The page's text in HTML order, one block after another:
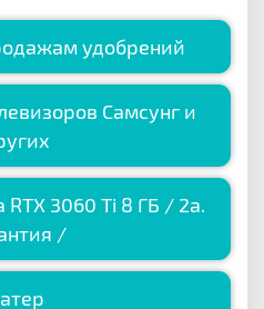
удобрений
Самсунг и
3060 Ti 8 ГБ / 2a.
/